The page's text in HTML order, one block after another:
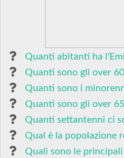
Quanti abitanti ha
Quanti sono gli over
Quanti sono i
Quanti sono gli over
Quanti settantenni ci
Qual è la popolazione
Quali sono le